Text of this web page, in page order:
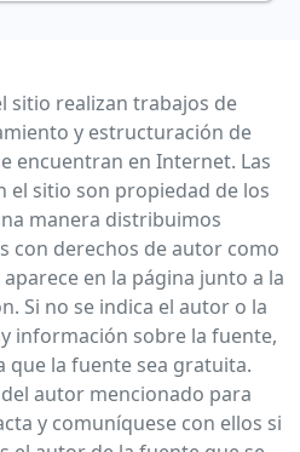
sitio realizan trabajos de
y estructuración de
encuentran en Internet. Las
el sitio son propiedad de los
manera distribuimos
con derechos de autor como
en la página junto a la
Si no se indica el autor o la
información sobre la fuente,
que la fuente sea gratuita.
autor mencionado para
y comuníquese con ellos si